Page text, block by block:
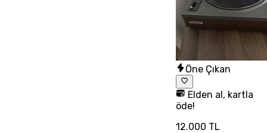
Öne Çıkan
Elden al, kartla
öde!
12.000 TL